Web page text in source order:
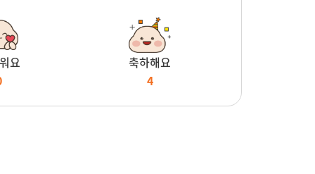
요
축하해요
4